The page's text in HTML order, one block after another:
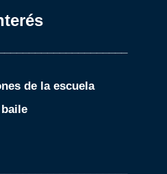
de la escuela